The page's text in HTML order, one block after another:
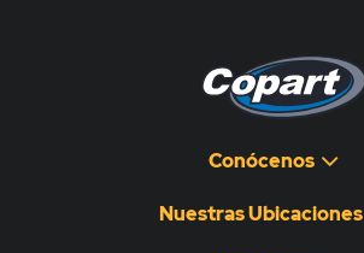
Conócenos
Nuestras Ubicaciones